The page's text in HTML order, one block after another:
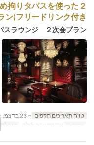
拘りタパスを使った２
(フリードリンク付き）
スラウンジ ２次会プラン！
טווח תאריכים תקפים ~ 23 בדצמ, 2025, 25 בדצמ, 2025 ~
ארוחות ארוחת ערב, לילה